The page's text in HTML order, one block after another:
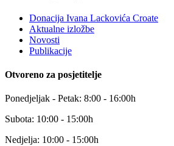
Donacija Ivana Lackovića Croate
Aktualne izložbe
Novosti
Publikacije
Otvoreno za posjetitelje
Ponedjeljak - Petak: 8:00 - 16:00h
Subota: 10:00 - 15:00h
Nedjelja: 10:00 - 15:00h